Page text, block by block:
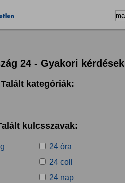
24 - Gyakori kérdések
Talált kategóriák:
kulcsszavak:
24 óra
24 coll
24 nap